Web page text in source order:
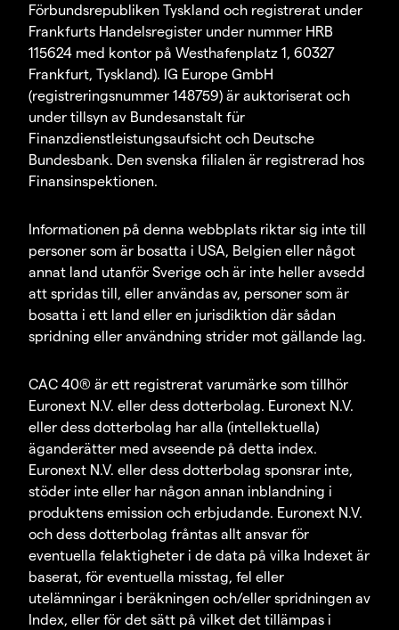
Förbundsrepubliken Tyskland och registrerat under
Frankfurts Handelsregister under nummer HRB
115624 med kontor på Westhafenplatz 1, 60327
Frankfurt, Tyskland). IG Europe GmbH
(registreringsnummer 148759) är auktoriserat och
under tillsyn av Bundesanstalt für
Finanzdienstleistungsaufsicht och Deutsche
Bundesbank. Den svenska filialen är registrerad hos
Finansinspektionen.
Informationen på denna webbplats riktar sig inte till
personer som är bosatta i USA, Belgien eller något
annat land utanför Sverige och är inte heller avsedd
att spridas till, eller användas av, personer som är
bosatta i ett land eller en jurisdiktion där sådan
spridning eller användning strider mot gällande lag.
CAC 40® är ett registrerat varumärke som tillhör
Euronext N.V. eller dess dotterbolag. Euronext N.V.
eller dess dotterbolag har alla (intellektuella)
äganderätter med avseende på detta index.
Euronext N.V. eller dess dotterbolag sponsrar inte,
stöder inte eller har någon annan inblandning i
produktens emission och erbjudande. Euronext N.V.
och dess dotterbolag fråntas allt ansvar för
eventuella felaktigheter i de data på vilka Indexet är
baserat, för eventuella misstag, fel eller
utelämningar i beräkningen och/eller spridningen av
Index, eller för det sätt på vilket det tillämpas i